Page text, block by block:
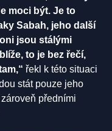
moci být. Je to
Sabah, jeho další
jsou stálými
to je bez řečí,
řekl k této situaci
stát pouze jeho
předními